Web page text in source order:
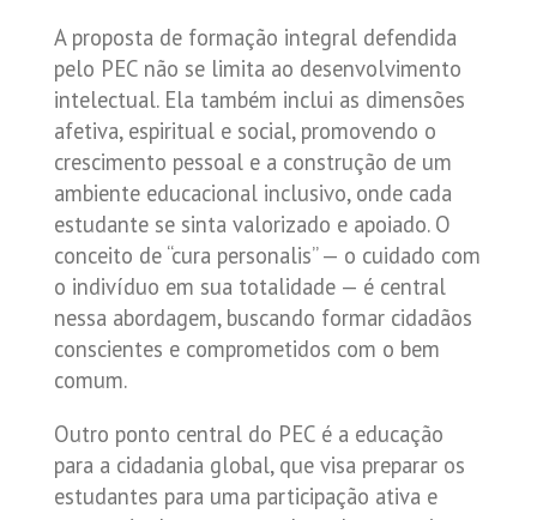
A proposta de formação integral defendida
pelo PEC não se limita ao desenvolvimento
intelectual. Ela também inclui as dimensões
afetiva, espiritual e social, promovendo o
crescimento pessoal e a construção de um
ambiente educacional inclusivo, onde cada
estudante se sinta valorizado e apoiado. O
conceito de “cura personalis” — o cuidado com
o indivíduo em sua totalidade — é central
nessa abordagem, buscando formar cidadãos
conscientes e comprometidos com o bem
comum.
Outro ponto central do PEC é a educação
para a cidadania global, que visa preparar os
estudantes para uma participação ativa e